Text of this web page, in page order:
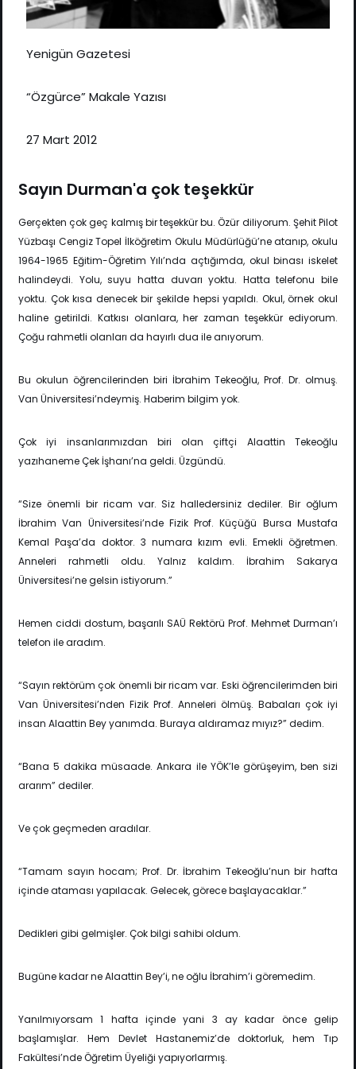
Yenigün Gazetesi
“Özgürce” Makale Yazısı
27 Mart 2012
Sayın Durman'a çok teşekkür
Gerçekten çok geç kalmış bir teşekkür bu. Özür diliyorum. Şehit Pilot
Yüzbaşı Cengiz Topel İlköğretim Okulu Müdürlüğü’ne atanıp, okulu
1964-1965 Eğitim-Öğretim Yılı’nda açtığımda, okul binası iskelet
halindeydi. Yolu, suyu hatta duvarı yoktu. Hatta telefonu bile
yoktu. Çok kısa denecek bir şekilde hepsi yapıldı. Okul, örnek okul
haline getirildi. Katkısı olanlara, her zaman teşekkür ediyorum.
Çoğu rahmetli olanları da hayırlı dua ile anıyorum.
Bu okulun öğrencilerinden biri İbrahim Tekeoğlu, Prof. Dr. olmuş.
Van Üniversitesi’ndeymiş. Haberim bilgim yok.
Çok iyi insanlarımızdan biri olan çiftçi Alaattin Tekeoğlu
yazıhaneme Çek İşhanı’na geldi. Üzgündü.
“Size önemli bir ricam var. Siz halledersiniz dediler. Bir oğlum
İbrahim Van Üniversitesi’nde Fizik Prof. Küçüğü Bursa Mustafa
Kemal Paşa’da doktor. 3 numara kızım evli. Emekli öğretmen.
Anneleri rahmetli oldu. Yalnız kaldım. İbrahim Sakarya
Üniversitesi’ne gelsin istiyorum.”
Hemen ciddi dostum, başarılı SAÜ Rektörü Prof. Mehmet Durman’ı
telefon ile aradım.
“Sayın rektörüm çok önemli bir ricam var. Eski öğrencilerimden biri
Van Üniversitesi’nden Fizik Prof. Anneleri ölmüş. Babaları çok iyi
insan Alaattin Bey yanımda. Buraya aldıramaz mıyız?” dedim.
“Bana 5 dakika müsaade. Ankara ile YÖK’le görüşeyim, ben sizi
ararım” dediler.
Ve çok geçmeden aradılar.
“Tamam sayın hocam; Prof. Dr. İbrahim Tekeoğlu’nun bir hafta
içinde ataması yapılacak. Gelecek, görece başlayacaklar.”
Dedikleri gibi gelmişler. Çok bilgi sahibi oldum.
Bugüne kadar ne Alaattin Bey’i, ne oğlu İbrahim’i göremedim.
Yanılmıyorsam 1 hafta içinde yani 3 ay kadar önce gelip
başlamışlar. Hem Devlet Hastanemiz’de doktorluk, hem Tıp
Fakültesi’nde Öğretim Üyeliği yapıyorlarmış.